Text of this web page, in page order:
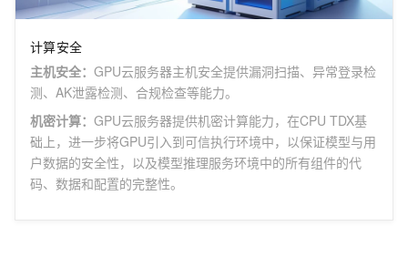
计算安全
主机安全： GPU云服务器主机安全提供漏洞扫描、异常登录检
测、AK泄露检测、合规检查等能力。
机密计算： GPU云服务器提供机密计算能力，在CPU TDX基
础上，进一步将GPU引入到可信执行环境中，以保证模型与用
户数据的安全性，以及模型推理服务环境中的所有组件的代
码、数据和配置的完整性。